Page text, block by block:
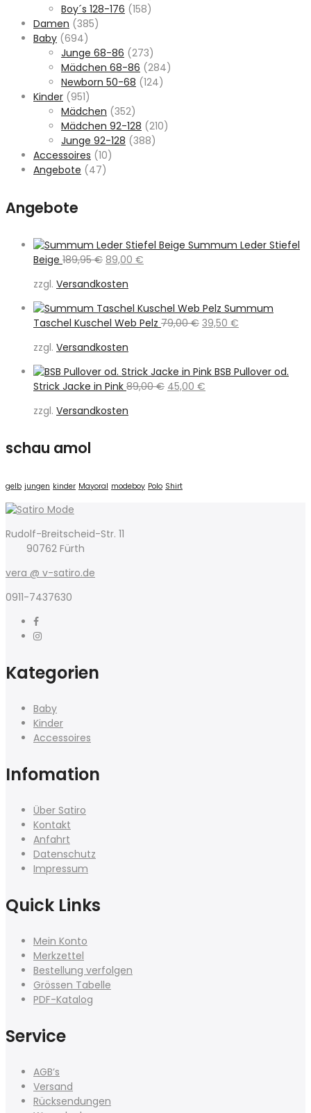
Boy´s 128-176 (158)
Damen (385)
Baby (694)
Junge 68-86 (273)
Mädchen 68-86 (284)
Newborn 50-68 (124)
Kinder (951)
Mädchen (352)
Mädchen 92-128 (210)
Junge 92-128 (388)
Accessoires (10)
Angebote (47)
Angebote
Summum Leder Stiefel
Beige 189,95€ Ursprünglicher
war:
189,95 €
89,00 €
89,00 €.
zzgl. Versandkosten
Summum
Taschel Kuschel Web Pelz 79,00€ Ursprünglicher
79,00 €
39,50 €
39,50 €.
zzgl. Versandkosten
BSB Pullover od.
Strick Jacke in Pink 89,00€ Ursprünglicher
45,00 €
zzgl. Versandkosten
schau amol
gelb jungen kinder Mayoral modeboy Polo Shirt
Rudolf-Breitscheid-Str. 11
90762 Fürth
vera @ v-satiro.de
0911-7437630
Kategorien
Baby
Kinder
Accessoires
Infomation
Über Satiro
Kontakt
Anfahrt
Datenschutz
Impressum
Quick Links
Mein Konto
Merkzettel
Bestellung verfolgen
Grössen Tabelle
PDF-Katalog
Service
AGB’s
Versand
Rücksendungen